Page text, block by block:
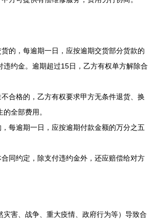
的，每逾期一日，应按逾期交货部分货款的
违约金。逾期超过15日，乙方有权单方解除合
合格的，乙方有权要求甲方无条件退货、换
全部费用。
每逾期一日，应按逾期付款金额的万分之五
同约定，除支付违约金外，还应赔偿给对方
灾害、战争、重大疫情、政府行为等）导致合